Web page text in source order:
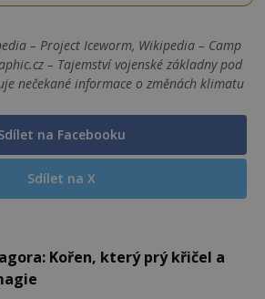
– Project Iceworm, Wikipedia – Camp
– Tajemství vojenské základny pod
nečekané informace o změnách klimatu
na Facebooku
Sdílet na X
Kořen, který prý křičel a